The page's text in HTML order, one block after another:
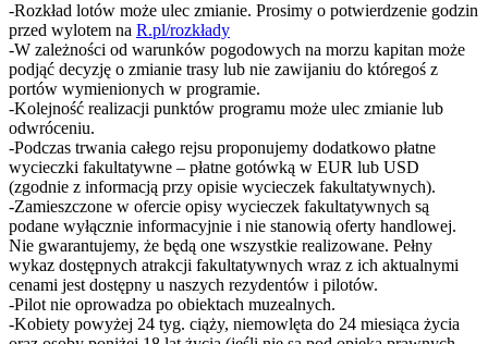
-Rozkład lotów może ulec zmianie. Prosimy o potwierdzenie godzin
przed wylotem na R.pl/rozkłady
-W zależności od warunków pogodowych na morzu kapitan może
podjąć decyzję o zmianie trasy lub nie zawijaniu do któregoś z
portów wymienionych w programie.
-Kolejność realizacji punktów programu może ulec zmianie lub
odwróceniu.
-Podczas trwania całego rejsu proponujemy dodatkowo płatne
wycieczki fakultatywne – płatne gotówką w EUR lub USD
(zgodnie z informacją przy opisie wycieczek fakultatywnych).
-Zamieszczone w ofercie opisy wycieczek fakultatywnych są
podane wyłącznie informacyjnie i nie stanowią oferty handlowej.
Nie gwarantujemy, że będą one wszystkie realizowane. Pełny
wykaz dostępnych atrakcji fakultatywnych wraz z ich aktualnymi
cenami jest dostępny u naszych rezydentów i pilotów.
-Pilot nie oprowadza po obiektach muzealnych.
-Kobiety powyżej 24 tyg. ciąży, niemowlęta do 24 miesiąca życia